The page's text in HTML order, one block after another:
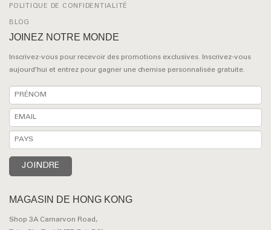
POLITIQUE DE CONFIDENTIALITÉ
BLOG
JOINEZ NOTRE MONDE
Inscrivez-vous pour recevoir des promotions exclusives. Inscrivez-vous
aujourd'hui et entrez pour gagner une chemise personnalisée gratuite.
MAGASIN DE HONG KONG
Shop 3A Carnarvon Road,